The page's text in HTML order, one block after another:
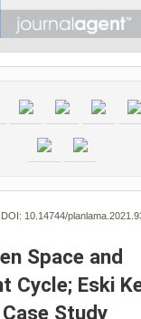
10.14744/
Space and
Cycle; Eski
Study